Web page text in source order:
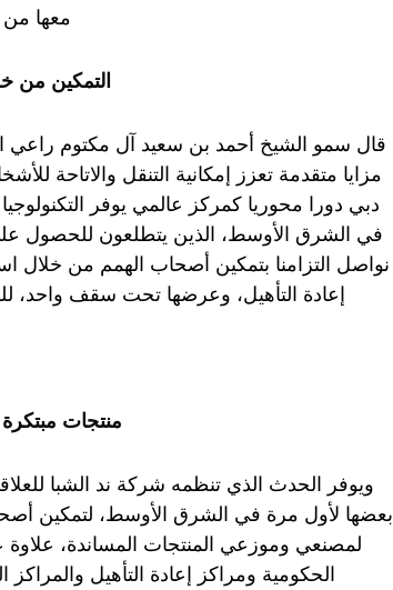
معها
التمكين من
قال سمو الشيخ أحمد بن سعيد آل مكتوم راعي
مزايا متقدمة تعزز إمكانية التنقل
في الشرق الأوسط، الذين يتطلعون للحصول
نواصل التزامنا بتمكين أصحاب الهمم من
إعادة التأهيل، وعرضها تحت سقف واحد،
منتجات
ويوفر الحدث الذي تنظمه شركة ند الشبا
بعضها لأول مرة في الشرق الأوسط، لتمكين
لمصنعي وموزعي المنتجات المساندة، علاوة
الحكومية ومراكز إعادة التأهيل